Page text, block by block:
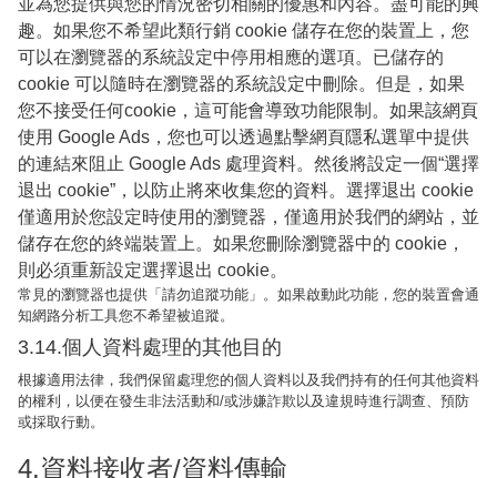
趣。如果您不希望此類行銷 cookie 儲存在您的裝置上，您
可以在瀏覽器的系統設定中停用相應的選項。已儲存的
cookie 可以隨時在瀏覽器的系統設定中刪除。但是，如果
您不接受任何cookie，這可能會導致功能限制。如果該網頁
使用 Google Ads，您也可以透過點擊網頁隱私選單中提供
的連結來阻止 Google Ads 處理資料。然後將設定一個“選擇
退出 cookie”，以防止將來收集您的資料。選擇退出 cookie
僅適用於您設定時使用的瀏覽器，僅適用於我們的網站，並
儲存在您的終端裝置上。如果您刪除瀏覽器中的 cookie，
則必須重新設定選擇退出 cookie。
常見的瀏覽器也提供「請勿追蹤功能」。如果啟動此功能，您的裝置會通
知網路分析工具您不希望被追蹤。
3.14.個人資料處理的其他目的
根據適用法律，我們保留處理您的個人資料以及我們持有的任何其他資料
的權利，以便在發生非法活動和/或涉嫌詐欺以及違規時進行調查、預防
或採取行動。
4.資料接收者/資料傳輸